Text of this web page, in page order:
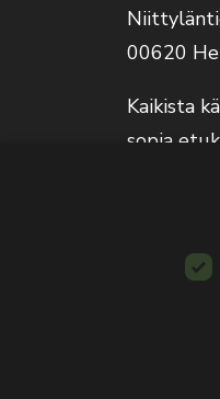
00620
Kaikista
sopia